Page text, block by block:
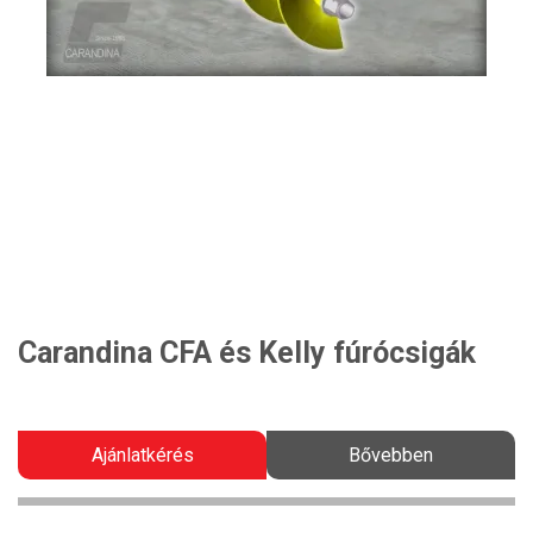
Carandina CFA és Kelly fúrócsigák
Ajánlatkérés Bővebben